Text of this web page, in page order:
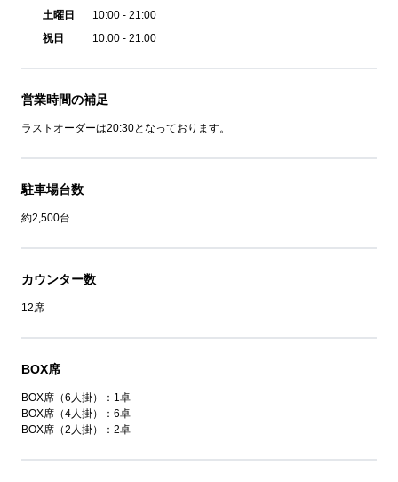
土曜日
10:00 - 21:00
祝日
10:00 - 21:00
営業時間の補足
ラストオーダーは20:30となっております。
駐車場台数
約2,500台
カウンター数
12席
BOX席
BOX席（6人掛）：1卓
BOX席（4人掛）：6卓
BOX席（2人掛）：2卓